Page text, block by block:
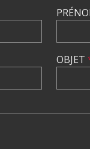
OBJET